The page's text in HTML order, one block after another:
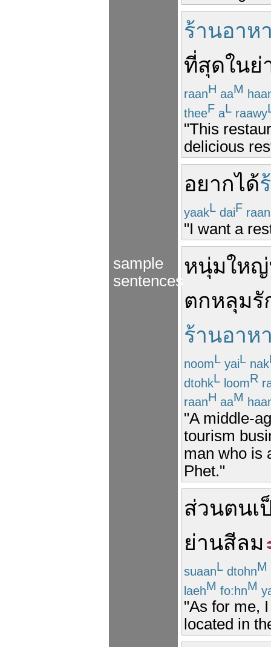
sample
sentences
ร้านอาห
ที่สุดในย่
raanH aaM
theeF aL raawy
"This
delicious
อยากได้
yaakL daiF raan
"I want a
หนุ่มใหญ่
ตกหลุมรั
ร้านอาห
noomL yaiL nak
dtohkL loomR
raanH aaM
"A middle-
tourism
man who is
Phet."
ส่วนตนเ
ย่านสีลม
suaanL dtohnM
laehM fo:hnM
"As for me,
located in